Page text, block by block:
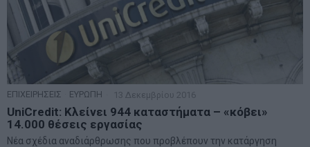
ΕΠΙΧΕΙΡΗΣΕΙΣ ΕΥΡΩΠΗ 13 Δεκεμβρίου 2016
UniCredit: Κλείνει 944 καταστήματα – «κόβει»
14.000 θέσεις εργασίας
Νέα σχέδια αναδιάρθρωσης που προβλέπουν την κατάργηση